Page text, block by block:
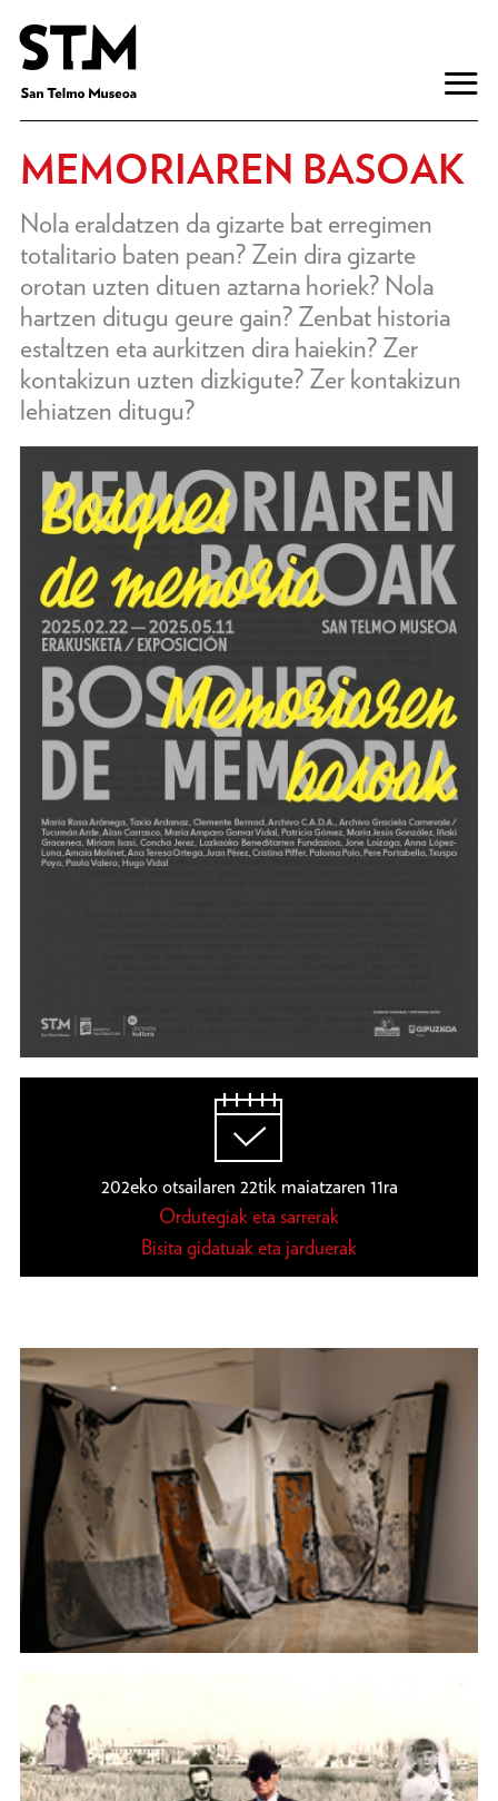
MEMORIAREN BASOAK
Nola eraldatzen da gizarte bat erregimen
totalitario baten pean? Zein dira gizarte
orotan uzten dituen aztarna horiek? Nola
hartzen ditugu geure gain? Zenbat historia
estaltzen eta aurkitzen dira haiekin? Zer
kontakizun uzten dizkigute? Zer kontakizun
lehiatzen ditugu?
202eko otsailaren 22tik maiatzaren 11ra
Ordutegiak eta sarrerak
Bisita gidatuak eta jarduerak